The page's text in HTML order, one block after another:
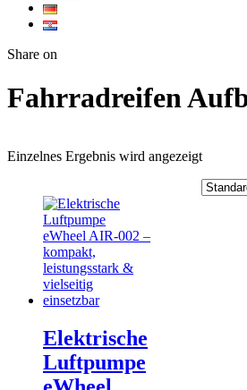
Share on
Fahrradreifen
Einzelnes Ergebnis wird angezeigt
Elektrische
Luftpumpe